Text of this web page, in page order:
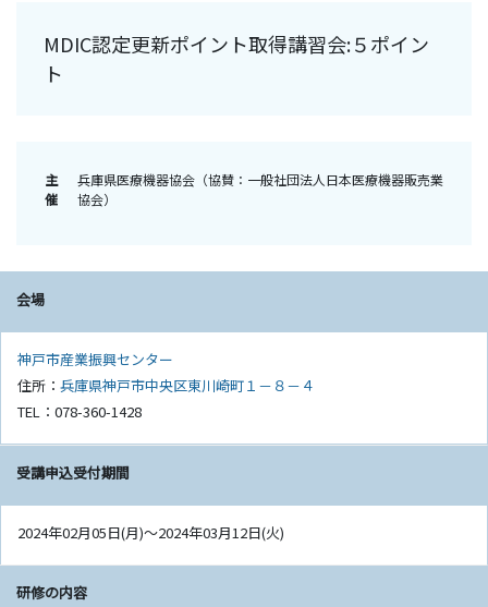
MDIC認定更新ポイント取得講習会:５ポイン
ト
主
催
兵庫県医療機器協会（協賛：一般社団法人日本医療機器販売業
協会）
会場
神戸市産業振興センター
住所： 兵庫県神戸市中央区東川崎町１－８－４
TEL：078-360-1428
受講申込受付期間
2024年02月05日(月)〜2024年03月12日(火)
研修の内容